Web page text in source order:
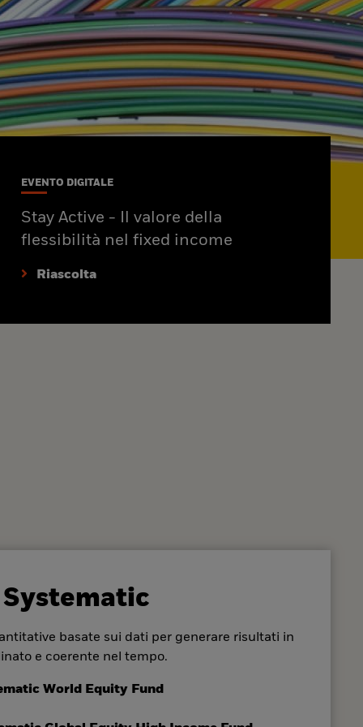
EVENTO DIGITALE
Stay Active - Il valore della
flessibilità nel fixed income
Riascolta
Systematic
basate sui dati per generare risultati in
e coerente nel tempo.
World Equity Fund